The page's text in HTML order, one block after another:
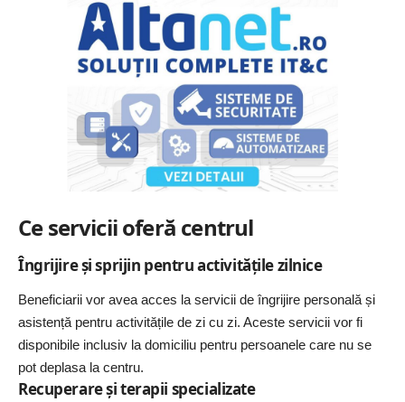
Ce servicii oferă centrul
Îngrijire și sprijin pentru activitățile zilnice
Beneficiarii vor avea acces la servicii de îngrijire personală și
asistență pentru activitățile de zi cu zi. Aceste servicii vor fi
disponibile inclusiv la domiciliu pentru persoanele care nu se
pot deplasa la centru.
Recuperare și terapii specializate